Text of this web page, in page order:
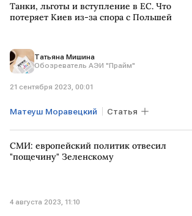
Танки, льготы и вступление в ЕС. Что
потеряет Киев из-за спора с Польшей
Татьяна Мишина
Обозреватель АЭИ "Прайм"
21 сентября 2023, 00:01
Матеуш Моравецкий Статья
Эксклюзив Экономика УКРАИНА
ПОЛЬША Владимир Зеленский
СМИ: европейский политик отвесил
"пощечину" Зеленскому
4 августа 2023, 11:10